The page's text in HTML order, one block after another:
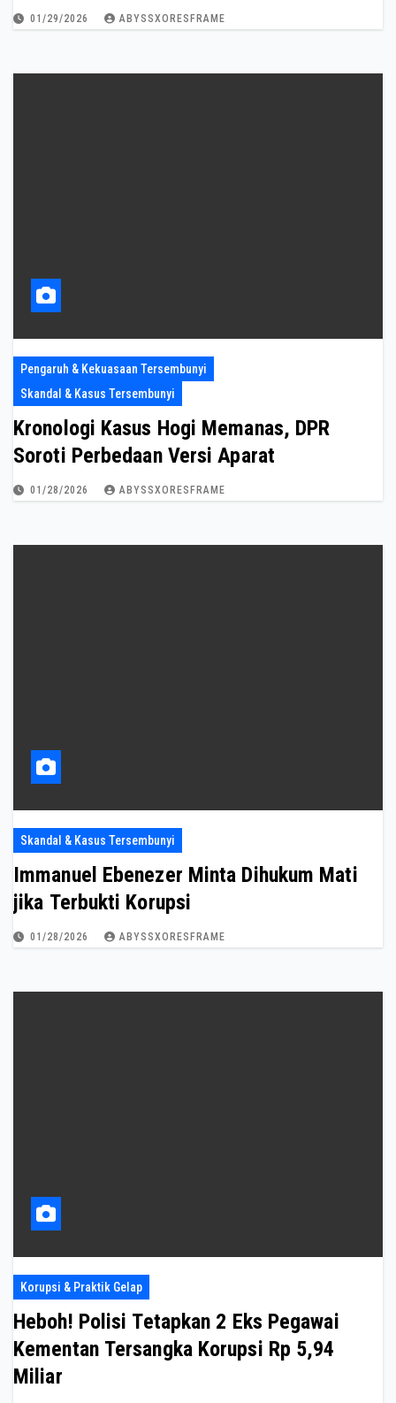
01/29/2026 ABYSSXORESFRAME
Pengaruh & Kekuasaan Tersembunyi
Skandal & Kasus Tersembunyi
Kronologi Kasus Hogi Memanas, DPR
Soroti Perbedaan Versi Aparat
01/28/2026 ABYSSXORESFRAME
Skandal & Kasus Tersembunyi
Immanuel Ebenezer Minta Dihukum Mati
jika Terbukti Korupsi
01/28/2026 ABYSSXORESFRAME
Korupsi & Praktik Gelap
Heboh! Polisi Tetapkan 2 Eks Pegawai
Kementan Tersangka Korupsi Rp 5,94
Miliar